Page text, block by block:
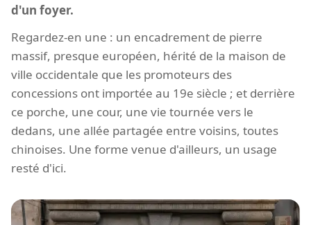
d'un foyer.
Regardez-en une : un encadrement de pierre
massif, presque européen, hérité de la maison de
ville occidentale que les promoteurs des
concessions ont importée au 19e siècle ; et derrière
ce porche, une cour, une vie tournée vers le
dedans, une allée partagée entre voisins, toutes
chinoises. Une forme venue d'ailleurs, un usage
resté d'ici.